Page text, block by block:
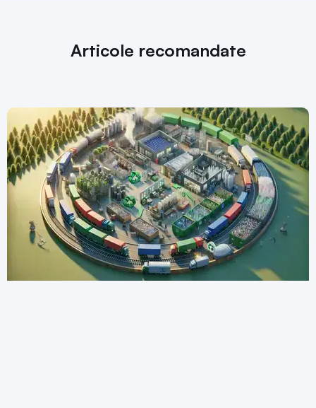
Articole recomandate